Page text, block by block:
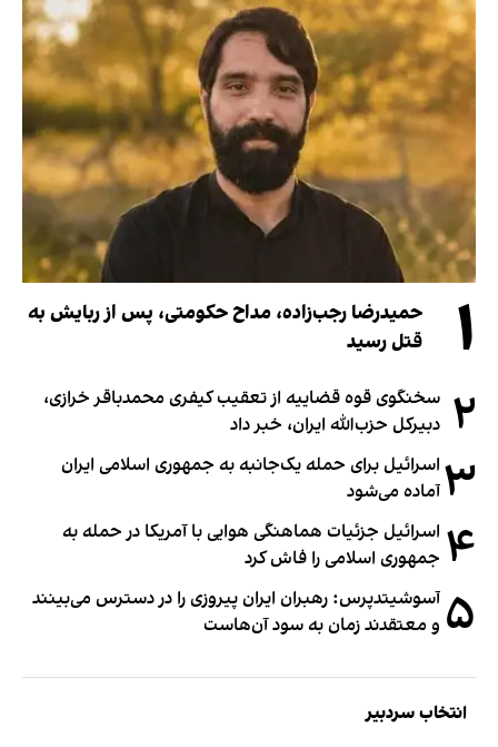
۱
حمیدرضا رجب‌زاده، مداح حکومتی، پس از ربایش به
قتل رسید
۲ سخنگوی قوه قضاییه از تعقیب کیفری محمدباقر خرازی،
دبیر‌کل حزب‌الله ایران، خبر داد
۳ اسرائیل برای حمله یک‌جانبه به جمهوری اسلامی ایران
آماده می‌شود
۴ اسرائیل جزئیات هماهنگی هوایی با آمریکا در حمله به
جمهوری اسلامی را فاش کرد
۵ آسوشیتدپرس: رهبران ایران پیروزی را در دسترس می‌بینند
و معتقدند زمان به سود آن‌هاست
انتخاب سردبیر